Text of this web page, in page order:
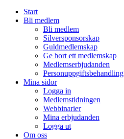
Start
Bli medlem
Bli medlem
Silversponsorskap
Guldmedlemskap
Ge bort ett medlemskap
Medlemserbjudanden
Personuppgiftsbehandling
Mina sidor
Logga in
Medlemstidningen
Webbinarier
Mina erbjudanden
Logga ut
Om oss